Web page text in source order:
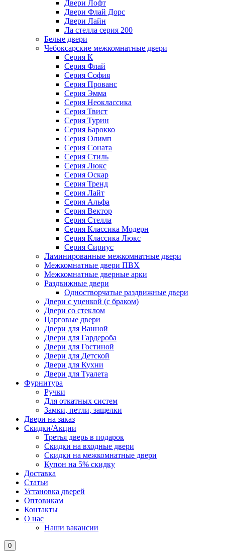
Двери Лофт
Двери Флай Дорс
Двери Лайн
Ла стелла серия 200
Белые двери
Чебоксарские межкомнатные двери
Серия К
Серия Флай
Серия София
Серия Прованс
Серия Эмма
Серия Неоклассика
Серия Твист
Серия Турин
Серия Барокко
Серия Олимп
Серия Соната
Серия Стиль
Серия Люкс
Серия Оскар
Серия Тренд
Серия Лайт
Серия Альфа
Серия Вектор
Серия Стелла
Серия Классика Модерн
Серия Классика Люкс
Серия Сириус
Ламинированные межкомнатные двери
Межкомнатные двери ПВХ
Межкомнатные дверные арки
Раздвижные двери
Одностворчатые раздвижные двери
Двери с уценкой (с браком)
Двери со стеклом
Царговые двери
Двери для Ванной
Двери для Гардероба
Двери для Гостиной
Двери для Детской
Двери для Кухни
Двери для Туалета
Фурнитура
Ручки
Для откатных систем
Замки, петли, защелки
Двери на заказ
Скидки/Акции
Третья дверь в подарок
Скидки на входные двери
Скидки на межкомнатные двери
Купон на 5% скидку
Доставка
Статьи
Установка дверей
Оптовикам
Контакты
О нас
Наши вакансии
0